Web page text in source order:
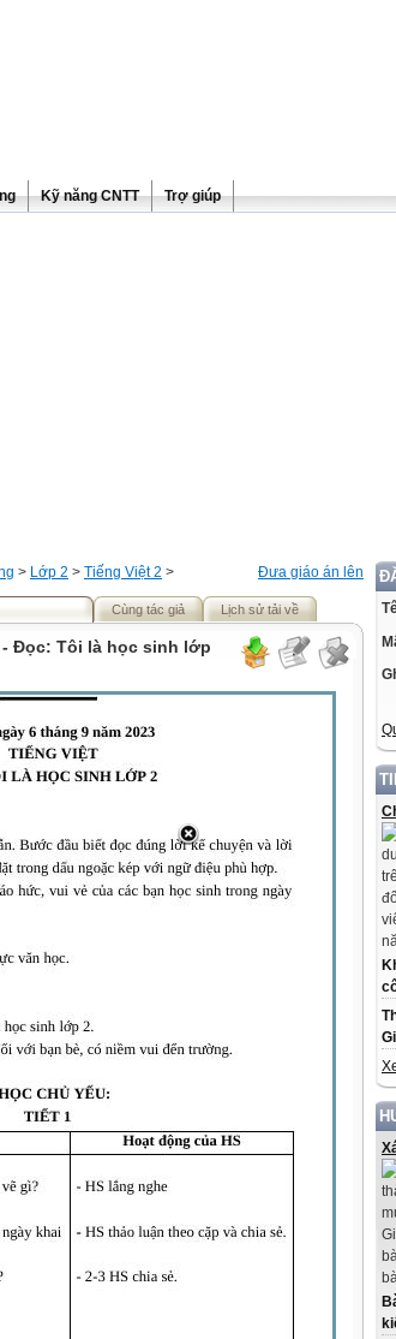
Kỹ năng CNTT Trợ giúp
Đưa giáo án lên
> Lớp 2 > Tiếng Việt 2 >
Cùng tác giả Lịch sử tải về
Đọc: Tôi là học sinh lớp